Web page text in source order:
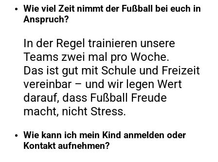
Wie viel Zeit nimmt der Fußball bei euch in
Anspruch?
In der Regel trainieren unsere
Teams zwei mal pro Woche.
Das ist gut mit Schule und Freizeit
vereinbar – und wir legen Wert
darauf, dass Fußball Freude
macht, nicht Stress.
Wie kann ich mein Kind anmelden oder
Kontakt aufnehmen?